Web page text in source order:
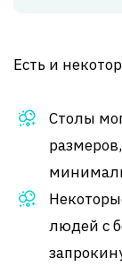
Есть и
Столы
людей с